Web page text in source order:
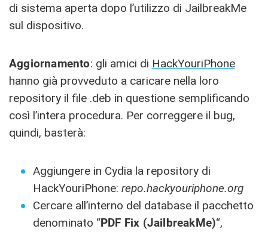
di sistema aperta dopo l’utilizzo di JailbreakMe
sul dispositivo.
Aggiornamento: gli amici di HackYouriPhone
hanno già provveduto a caricare nella loro
repository il file .deb in questione semplificando
così l’intera procedura. Per correggere il bug,
quindi, basterà:
Aggiungere in Cydia la repository di
HackYouriPhone: repo.hackyouriphone.org
Cercare all’interno del database il pacchetto
denominato “PDF Fix (JailbreakMe)“,